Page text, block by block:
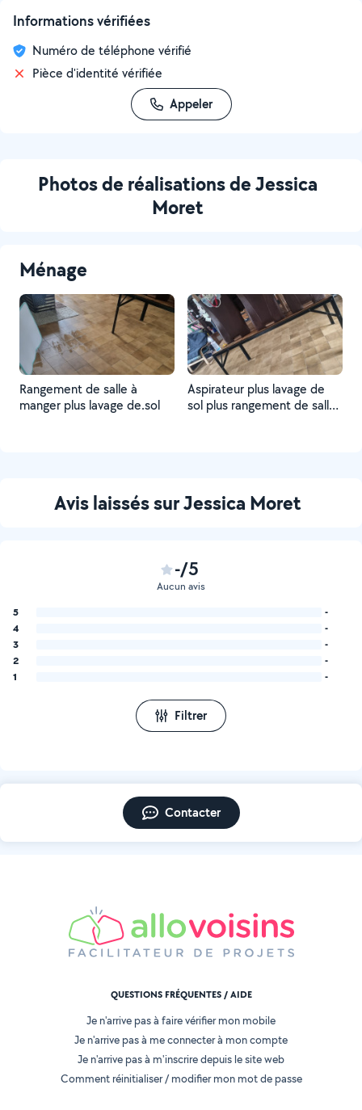
Informations vérifiées
Numéro de téléphone vérifié
Pièce d'identité vérifiée
Appeler
Photos de réalisations de Jessica
Moret
Ménage
Rangement de salle à
manger plus lavage de.sol
Aspirateur plus lavage de
sol plus rangement de salle
Avis laissés sur Jessica Moret
-/5
Aucun avis
5
-
4
-
3
-
2
-
1
-
Filtrer
Contacter
QUESTIONS FRÉQUENTES / AIDE
Je n'arrive pas à faire vérifier mon mobile
Je n'arrive pas à me connecter à mon compte
Je n'arrive pas à m'inscrire depuis le site web
Comment réinitialiser / modifier mon mot de passe